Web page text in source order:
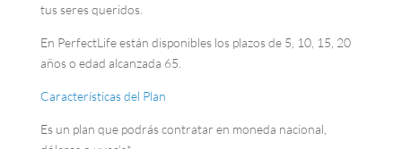
tus seres queridos.
En PerfectLife están disponibles los plazos de 5, 10, 15, 20
años o edad alcanzada 65.
Características del Plan
Es un plan que podrás contratar en moneda nacional,